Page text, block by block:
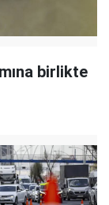
birlikte